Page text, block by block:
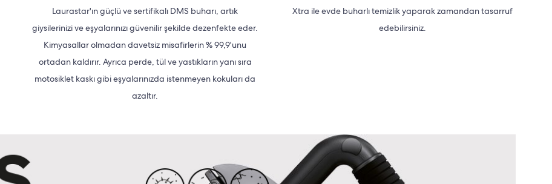
Laurastar'ın güçlü ve sertifikalı DMS buharı, artık
giysilerinizi ve eşyalarınızı güvenilir şekilde dezenfekte eder.
Kimyasallar olmadan davetsiz misafirlerin % 99,9'unu
ortadan kaldırır. Ayrıca perde, tül ve yastıkların yanı sıra
motosiklet kaskı gibi eşyalarınızda istenmeyen kokuları da
azaltır.
Xtra ile evde buharlı temizlik yaparak zamandan tasarruf
edebilirsiniz.